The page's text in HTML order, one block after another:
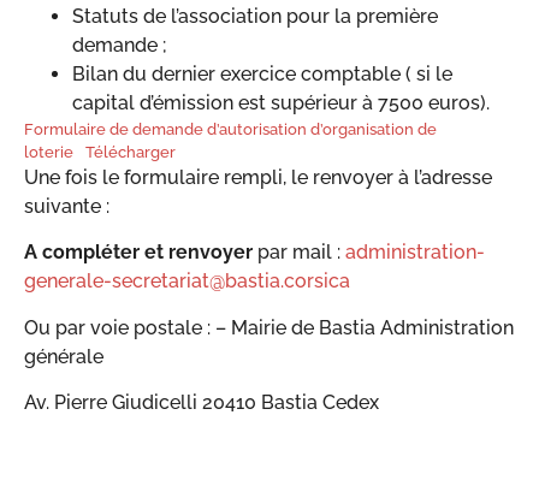
Statuts de l’association pour la première
demande ;
Bilan du dernier exercice comptable ( si le
capital d’émission est supérieur à 7500 euros).
Formulaire de demande d’autorisation d’organisation de
loterie
Télécharger
Une fois le formulaire rempli, le renvoyer à l’adresse
suivante :
A compléter et renvoyer par mail : administration-
generale-secretariat@bastia.corsica
Ou par voie postale : – Mairie de Bastia Administration
générale
Av. Pierre Giudicelli 20410 Bastia Cedex